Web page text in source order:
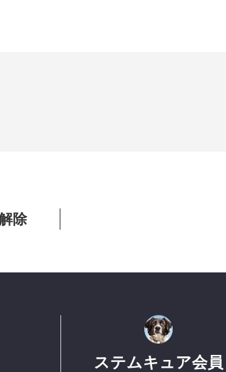
除
ステムキュア会員